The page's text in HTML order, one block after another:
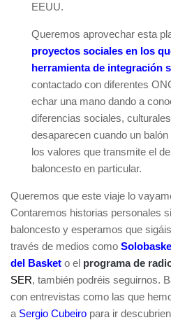
EEUU.
Queremos aprovechar esta
proyectos sociales en los
herramienta de integración
contactado con diferentes
echar una mano dando a
diferencias sociales,
desaparecen cuando un
los valores que transmite el
baloncesto en particular.
Queremos que este viaje lo
Contaremos historias personales
baloncesto y esperamos que
través de medios como
del Basket o el programa de
SER, también podréis seguirnos.
con entrevistas como las que
a Sergio Cubeiro para ir